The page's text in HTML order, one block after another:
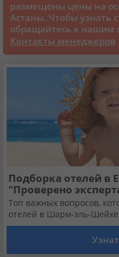
Статьи
70131 отзыв
Сертификаты
О нас
Для бизнеса
Контакты
Кабинет туриста
размещены цены на
Астаны. Чтобы узнать
обращайтесь к нашим
Контакты менеджеров
Подборка отелей в
"Проверено
Топ важных вопросов,
отелей в Шарм-эль-